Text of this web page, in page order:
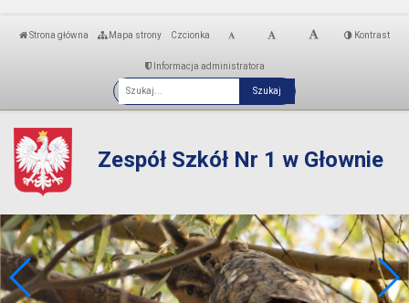
Strona główna Mapa strony Czcionka Kontrast
Informacja administratora
Fraza
Zespół Szkół Nr 1 w Głownie